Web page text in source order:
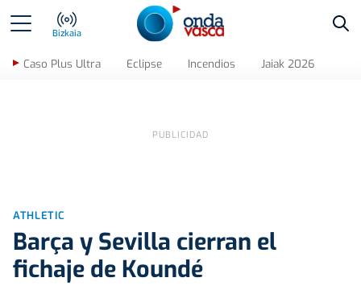
Bizkaia
Caso Plus Ultra Eclipse Incendios Jaiak 2026
ATHLETIC
Barça y Sevilla cierran el
fichaje de Koundé